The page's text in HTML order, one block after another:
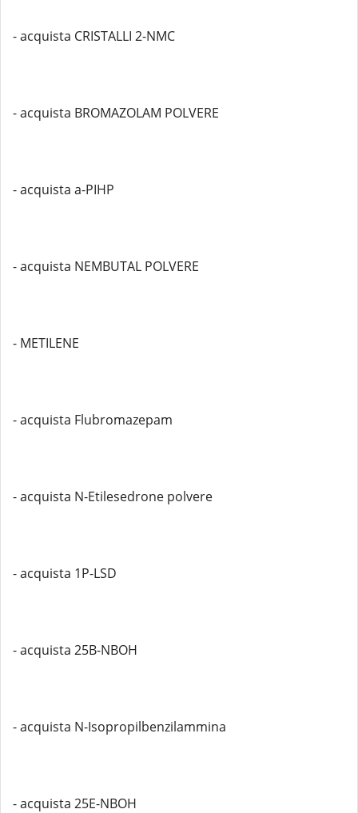
- acquista CRISTALLI 2-NMC
- acquista BROMAZOLAM POLVERE
- acquista a-PIHP
- acquista NEMBUTAL POLVERE
- METILENE
- acquista Flubromazepam
- acquista N-Etilesedrone polvere
- acquista 1P-LSD
- acquista 25B-NBOH
- acquista N-Isopropilbenzilammina
- acquista 25E-NBOH